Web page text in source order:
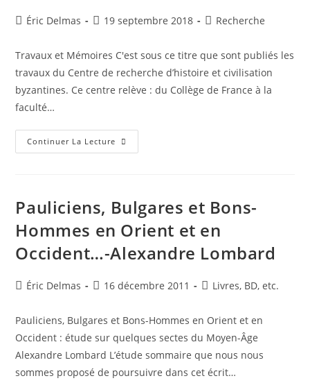
Auteur/autrice
la
publication :
Éric Delmas
Publication
19 septembre 2018
PostRecherche
Travaux et Mémoires C'est sous ce titre que sont publiés les
travaux du Centre de recherche d’histoire et civilisation
byzantines. Ce centre relève : du Collège de France à la
faculté…
Continuer La Lecture Travaux
&
Pauliciens, Bulgares et Bons-
Hommes en Orient et en
Occident…-Alexandre Lombard
Auteur/autrice
la
publication :
Éric Delmas
Publication
16 décembre 2011
PostLivres, BD, etc.
Pauliciens, Bulgares et Bons-Hommes en Orient et en
Occident : étude sur quelques sectes du Moyen-Âge
Alexandre Lombard L’étude sommaire que nous nous
sommes proposé de poursuivre dans cet écrit…